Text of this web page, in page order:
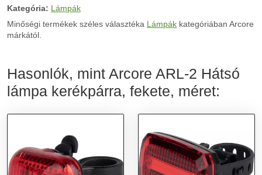
Kategória: Lámpák
Minőségi termékek széles választéka Lámpák kategóriában Arcore
márkától.
Hasonlók, mint Arcore ARL-2 Hátsó
lámpa kerékpárra, fekete, méret: